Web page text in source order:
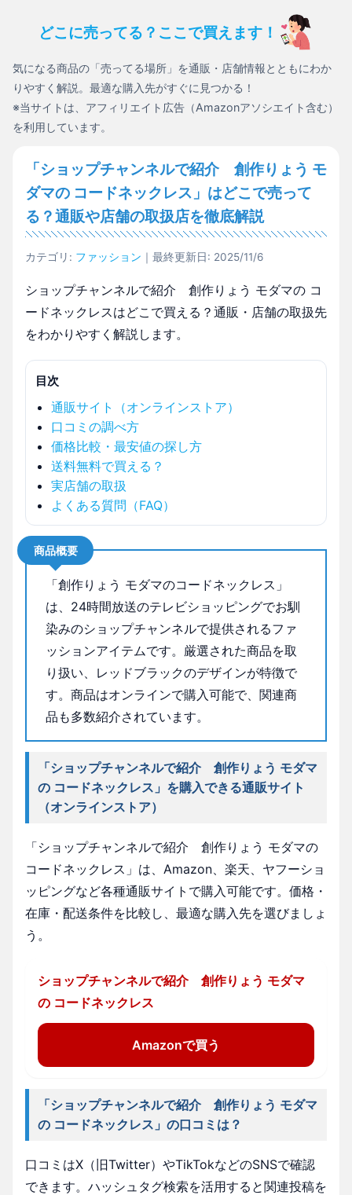
どこに売ってる？ここで買えます！
気になる商品の「売ってる場所」を通販・店舗情報とともにわか
りやすく解説。最適な購入先がすぐに見つかる！
※当サイトは、アフィリエイト広告（Amazonアソシエイト含む）
を利用しています。
「ショップチャンネルで紹介 創作りょう モ
ダマの コードネックレス」はどこで売って
る？通販や店舗の取扱店を徹底解説
カテゴリ: ファッション ｜最終更新日: 2025/11/6
ショップチャンネルで紹介 創作りょう モダマの コ
ードネックレスはどこで買える？通販・店舗の取扱先
をわかりやすく解説します。
目次
通販サイト（オンラインストア）
口コミの調べ方
価格比較・最安値の探し方
送料無料で買える？
実店舗の取扱
よくある質問（FAQ）
商品概要
「創作りょう モダマのコードネックレス」
は、24時間放送のテレビショッピングでお馴
染みのショップチャンネルで提供されるファ
ッションアイテムです。厳選された商品を取
り扱い、レッドブラックのデザインが特徴で
す。商品はオンラインで購入可能で、関連商
品も多数紹介されています。
「ショップチャンネルで紹介 創作りょう モダマ
の コードネックレス」を購入できる通販サイト
（オンラインストア）
「ショップチャンネルで紹介 創作りょう モダマの
コードネックレス」は、Amazon、楽天、ヤフーショ
ッピングなど各種通販サイトで購入可能です。価格・
在庫・配送条件を比較し、最適な購入先を選びましょ
う。
ショップチャンネルで紹介 創作りょう モダマ
の コードネックレス
Amazonで買う
「ショップチャンネルで紹介 創作りょう モダマ
の コードネックレス」の口コミは？
口コミはX（旧Twitter）やTikTokなどのSNSで確認
できます。ハッシュタグ検索を活用すると関連投稿を